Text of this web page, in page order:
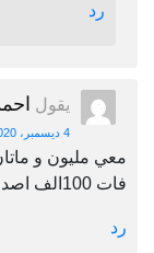
رد
يقول
4 ديسمبر، 2020 الساعة 4:48 م
معي مليون و
فات 100الف اصدار1993موبيل رقم01226312609
رد